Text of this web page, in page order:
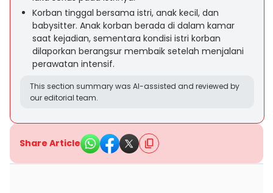
Korban tinggal bersama istri, anak kecil, dan
babysitter. Anak korban berada di dalam kamar
saat kejadian, sementara kondisi istri korban
dilaporkan berangsur membaik setelah menjalani
perawatan intensif.
This section summary was AI-assisted and reviewed by
our editorial team.
Share Article